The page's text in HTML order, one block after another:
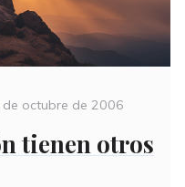
de octubre de 2006
tienen otros